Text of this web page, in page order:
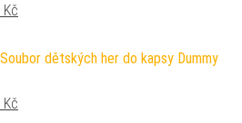
cena byla: 299 Kč.
Kč
dětských her do kapsy Dummy
cena byla: 249 Kč.
Kč